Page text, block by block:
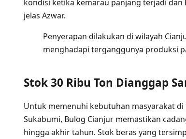
kondisi ketika kemarau panjang terjadi
jelas Azwar.
Penyerapan dilakukan di wilayah
menghadapi terganggunya produksi
Stok 30 Ribu Ton Dianggap
Untuk memenuhi kebutuhan masyarakat di
Sukabumi, Bulog Cianjur memastikan
hingga akhir tahun. Stok beras yang